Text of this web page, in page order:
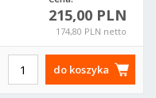
215,00 PLN
174,80 PLN netto
do koszyka